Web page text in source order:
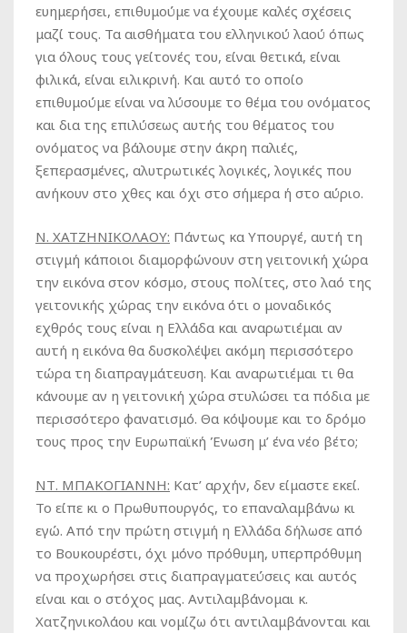
ευημερήσει, επιθυμούμε να έχουμε καλές σχέσεις
μαζί τους. Τα αισθήματα του ελληνικού λαού όπως
για όλους τους γείτονές του, είναι θετικά, είναι
φιλικά, είναι ειλικρινή. Και αυτό το οποίο
επιθυμούμε είναι να λύσουμε το θέμα του ονόματος
και δια της επιλύσεως αυτής του θέματος του
ονόματος να βάλουμε στην άκρη παλιές,
ξεπερασμένες, αλυτρωτικές λογικές, λογικές που
ανήκουν στο χθες και όχι στο σήμερα ή στο αύριο.
Ν. ΧΑΤΖΗΝΙΚΟΛΑΟΥ: Πάντως κα Υπουργέ, αυτή τη
στιγμή κάποιοι διαμορφώνουν στη γειτονική χώρα
την εικόνα στον κόσμο, στους πολίτες, στο λαό της
γειτονικής χώρας την εικόνα ότι ο μοναδικός
εχθρός τους είναι η Ελλάδα και αναρωτιέμαι αν
αυτή η εικόνα θα δυσκολέψει ακόμη περισσότερο
τώρα τη διαπραγμάτευση. Και αναρωτιέμαι τι θα
κάνουμε αν η γειτονική χώρα στυλώσει τα πόδια με
περισσότερο φανατισμό. Θα κόψουμε και το δρόμο
τους προς την Ευρωπαϊκή Ένωση μ’ ένα νέο βέτο;
ΝΤ. ΜΠΑΚΟΓΙΑΝΝΗ: Κατ’ αρχήν, δεν είμαστε εκεί.
Το είπε κι ο Πρωθυπουργός, το επαναλαμβάνω κι
εγώ. Από την πρώτη στιγμή η Ελλάδα δήλωσε από
το Βουκουρέστι, όχι μόνο πρόθυμη, υπερπρόθυμη
να προχωρήσει στις διαπραγματεύσεις και αυτός
είναι και ο στόχος μας. Αντιλαμβάνομαι κ.
Χατζηνικολάου και νομίζω ότι αντιλαμβάνονται και